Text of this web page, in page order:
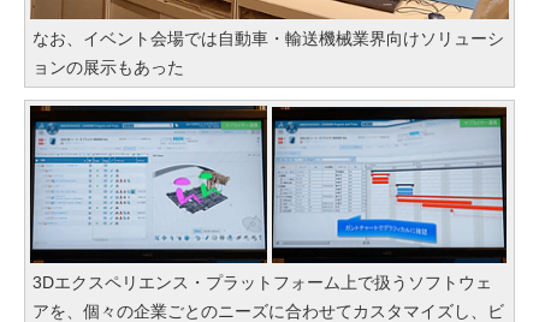
なお、イベント会場では自動車・輸送機械業界向けソリューシ
ョンの展示もあった
3Dエクスペリエンス・プラットフォーム上で扱うソフトウェ
アを、個々の企業ごとのニーズに合わせてカスタマイズし、ビ